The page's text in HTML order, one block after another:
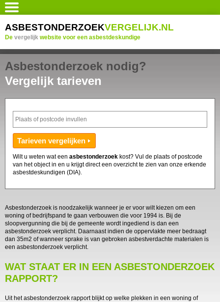
ASBESTONDERZOEKVERGELIJK.NL
De vergelijk website voor een asbestdeskundige
Asbestonderzoek nodig?
Vergelijk tarieven
Wilt u weten wat een asbestonderzoek kost? Vul de plaats of postcode
van het object in en u krijgt direct een overzicht te zien van onze erkende
asbestdeskundigen (DIA).
Asbestonderzoek is noodzakelijk wanneer je er voor wilt kiezen om een
woning of bedrijfspand te gaan verbouwen die voor 1994 is. Bij de
sloopvergunning die bij de gemeente wordt ingediend is dan een
asbestonderzoek verplicht. Daarnaast indien de oppervlakte meer bedraagt
dan 35m2 of wanneer sprake is van gebroken asbestverdachte materialen is
een asbestonderzoek verplicht.
WAT STAAT ER IN EEN ASBESTONDERZOEK
RAPPORT?
Uit het asbestonderzoek rapport blijkt op welke plekken in een woning of